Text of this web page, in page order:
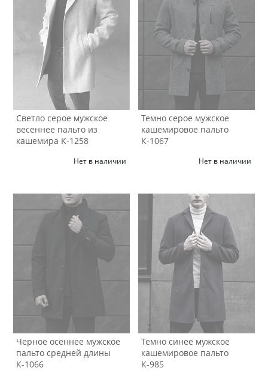
Светло серое мужское
весеннее пальто из
кашемира К-1258
Нет в наличии
Темно серое мужское
кашемировое пальто
К-1067
Нет в наличии
Черное осеннее мужское
пальто средней длины
К-1066
Темно синее мужское
кашемировое пальто
К-985